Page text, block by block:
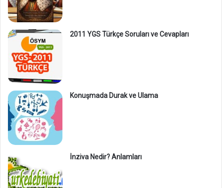
2011 YGS Türkçe Soruları ve Cevapları
Konuşmada Durak ve Ulama
İnziva Nedir? Anlamları